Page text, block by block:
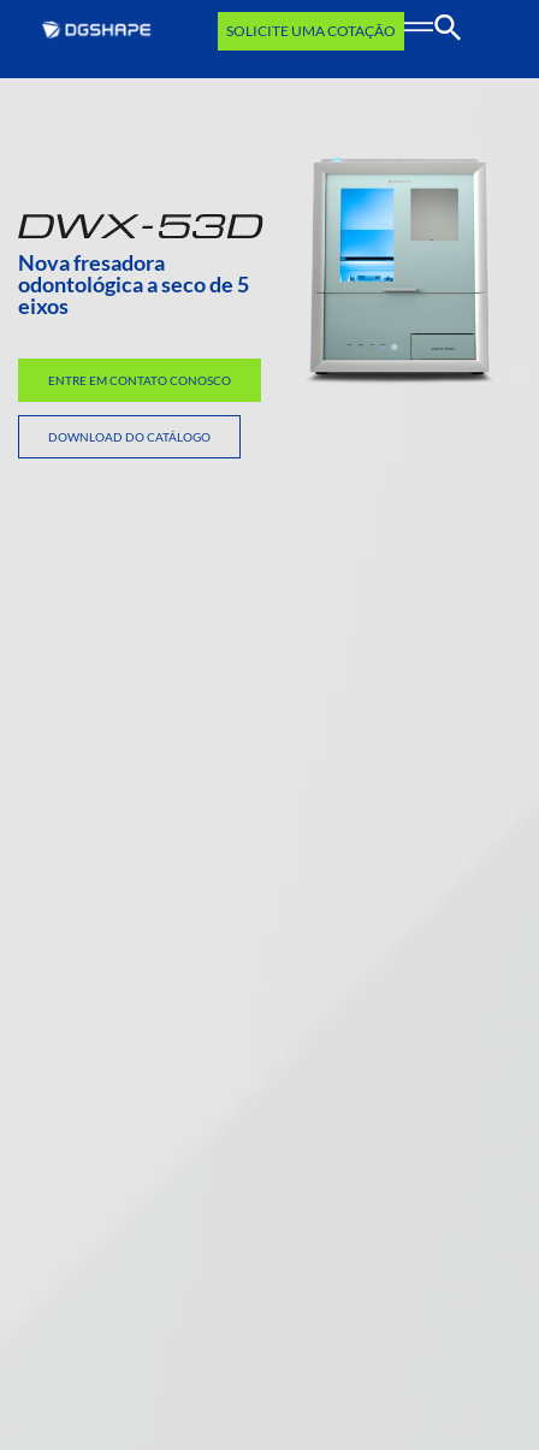
SOLICITE UMA COTAÇÃO
Nova fresadora
odontológica a seco de 5
eixos
ENTRE EM CONTATO CONOSCO
DOWNLOAD DO CATÁLOGO